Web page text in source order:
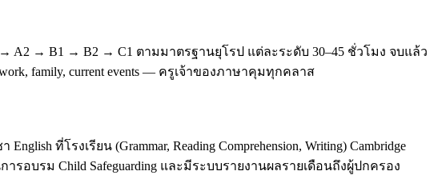
A2 → B1 → B2 → C1 ตามมาตรฐานยุโรป แต่ละระดับ 30–45 ชั่วโมง จบแล้ว
family, current events — ครูเจ้าของภาษาคุมทุกคลาส
ที่โรงเรียน (Grammar, Reading Comprehension, Writing) Cambridge
ารอบรม Child Safeguarding และมีระบบรายงานผลรายเดือนถึงผู้ปกครอง